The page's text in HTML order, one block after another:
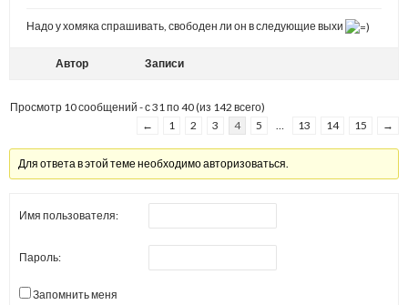
Надо у хомяка спрашивать, свободен ли он в следующие выхи
Автор Записи
Просмотр 10 сообщений - с 31 по 40 (из 142 всего)
←
1 2 3 4 5 13 14 15 →
Для ответа в этой теме необходимо авторизоваться.
Имя пользователя:
Пароль:
Запомнить меня